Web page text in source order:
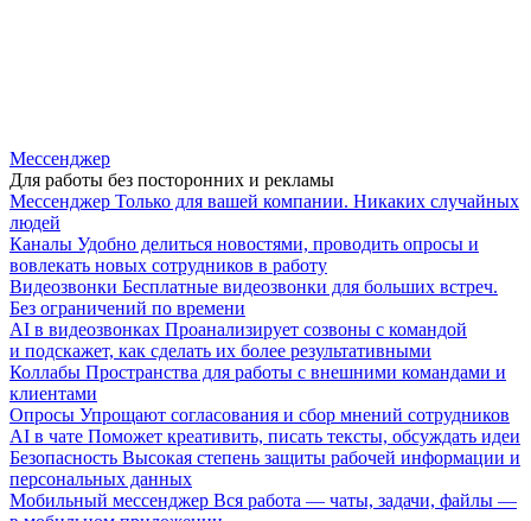
Мессенджер
Для работы без посторонних и рекламы
Мессенджер Только для вашей компании. Никаких случайных
людей
Каналы Удобно делиться новостями, проводить опросы и
вовлекать новых сотрудников в работу
Видеозвонки Бесплатные видеозвонки для больших встреч.
Без ограничений по времени
AI в видеозвонках Проанализирует созвоны с командой
и подскажет, как сделать их более результативными
Коллабы Пространства для работы с внешними командами и
клиентами
Опросы Упрощают согласования и сбор мнений сотрудников
AI в чате Поможет креативить, писать тексты, обсуждать идеи
Безопасность Высокая степень защиты рабочей информации и
персональных данных
Мобильный мессенджер Вся работа — чаты, задачи, файлы —